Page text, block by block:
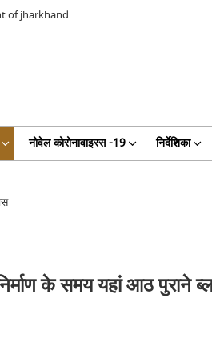
of jharkhand
नोवेल कोरोनावाइरस -19 निर्देशिका
के समय यहां आठ पुराने